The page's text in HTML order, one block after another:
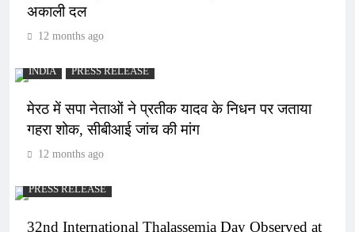
अकाली दल
12 months ago
INDIA PRESS RELEASE
मेरठ में सपा नेताओं ने प्रतीक यादव के निधन पर जताया
गहरा शोक, सीबीआई जांच की मांग
12 months ago
PRESS RELEASE
32nd International Thalassemia Day Observed at